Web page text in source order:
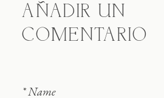
AÑADIR UN
COMENTARIO